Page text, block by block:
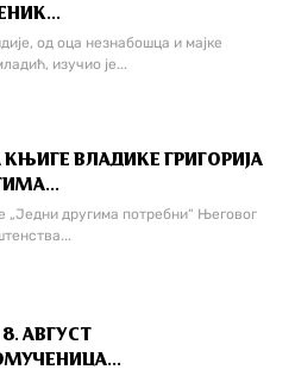
од оца незнабошца и мајке
изучио је...
ВЛАДИКЕ ГРИГОРИЈА
„Једни другима потребни“ Његовог
АВГУСТ